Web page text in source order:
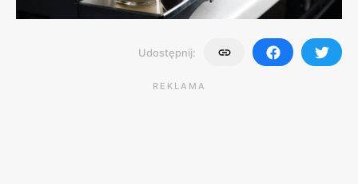
Udostępnij:
REKLAMA